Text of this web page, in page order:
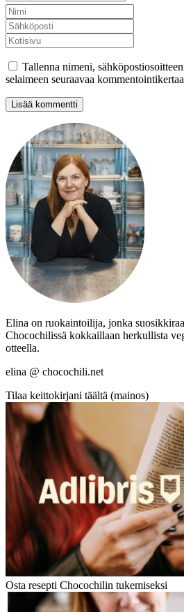
Tallenna nimeni,
selaimeen seuraavaa
Elina on ruokaintoilija, jonka
Chocochilissä kokkaillaan herkullista
otteella.
elina @ chocochili.net
Tilaa keittokirjani täältä (mainos)
Osta resepti Chocochilin tukemiseksi